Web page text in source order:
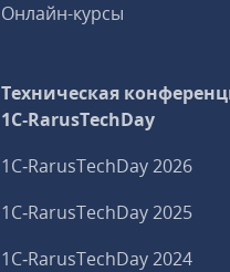
Онлайн-курсы
Техническая
1C‑RarusTechDay
1C‑RarusTechDay 2026
1C‑RarusTechDay 2025
1C‑RarusTechDay 2024